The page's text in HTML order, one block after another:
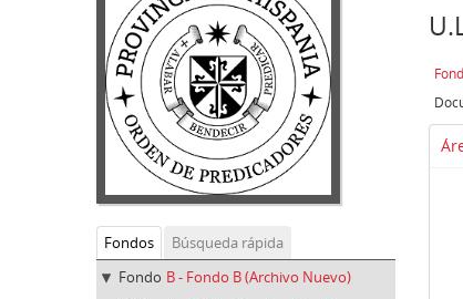
Fondos
Búsqueda rápida
Fondo B - Fondo B (Archivo Nuevo)